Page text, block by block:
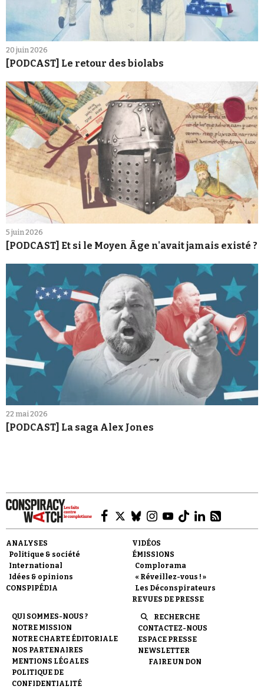
20 juin 2026
[PODCAST] Le retour des biolabs
5 juin 2026
[PODCAST] Et si le Moyen Âge n'avait jamais existé ?
22 mai 2026
[PODCAST] La saga Alex Jones
ANALYSES
Politique & société
International
Idées & opinions
CONSPIPÉDIA
VIDÉOS
ÉMISSIONS
Complorama
« Réveillez-vous ! »
Les Déconspirateurs
REVUES DE PRESSE
QUI SOMMES-NOUS ?
NOTRE MISSION
NOTRE CHARTE ÉDITORIALE
NOS PARTENAIRES
MENTIONS LÉGALES
POLITIQUE DE
CONFIDENTIALITÉ
RECHERCHE
CONTACTEZ-NOUS
ESPACE PRESSE
NEWSLETTER
FAIRE UN DON